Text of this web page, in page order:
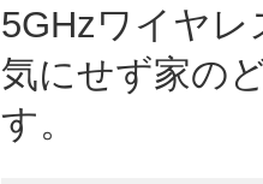
5GHzワイヤ
気にせず家の
す。